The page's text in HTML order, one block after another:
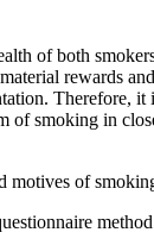
of both
rewards
Therefore,
of smoking in
motives of